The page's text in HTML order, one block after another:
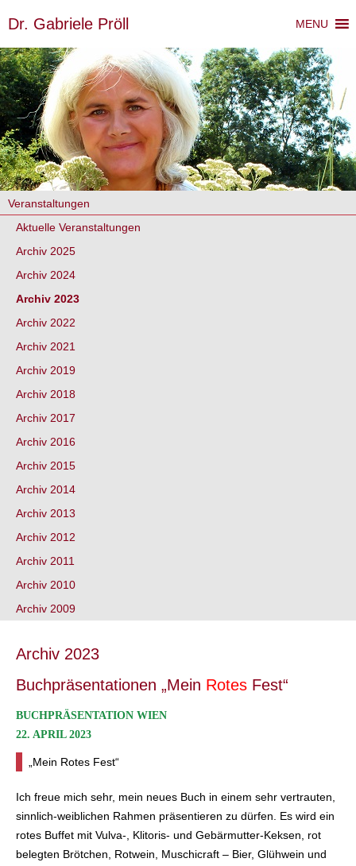
Dr. Gabriele Pröll MENU
Archiv 2023
Buchpräsentationen „Mein Rotes Fest“
BUCHPRÄSENTATION WIEN
22. APRIL 2023
„Mein Rotes Fest“
Ich freue mich sehr, mein neues Buch in einem sehr vertrauten,
sinnlich-weiblichen Rahmen präsentieren zu dürfen. Es wird ein
rotes Buffet mit Vulva-, Klitoris- und Gebärmutter-Keksen, rot
belegten Brötchen, Rotwein, Muschicraft – Bier, Glühwein und
Veranstaltungen
Aktuelle Veranstaltungen
Archiv 2025
Archiv 2024
Archiv 2023
Archiv 2022
Archiv 2021
Archiv 2019
Archiv 2018
Archiv 2017
Archiv 2016
Archiv 2015
Archiv 2014
Archiv 2013
Archiv 2012
Archiv 2011
Archiv 2010
Archiv 2009